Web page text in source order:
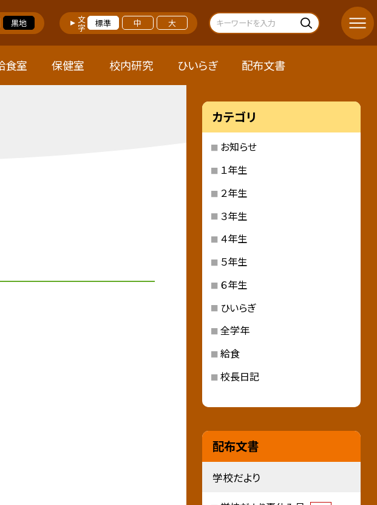
黒地 文字 標準 中 大
食室 保健室 校内研究 ひいらぎ 配布文書
カテゴリ
お知らせ
１年生
２年生
３年生
４年生
５年生
６年生
ひいらぎ
全学年
給食
校長日記
配布文書
学校だより